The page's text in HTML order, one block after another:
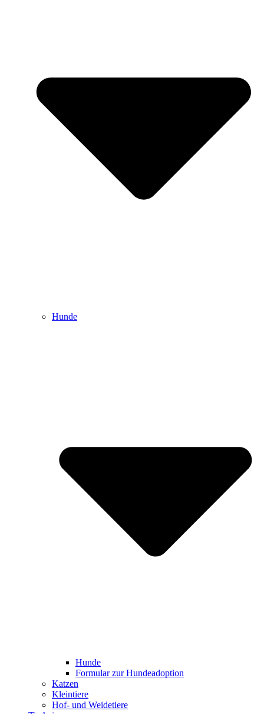
Hunde
Hunde
Formular zur Hundeadoption
Katzen
Kleintiere
Hof- und Weidetiere